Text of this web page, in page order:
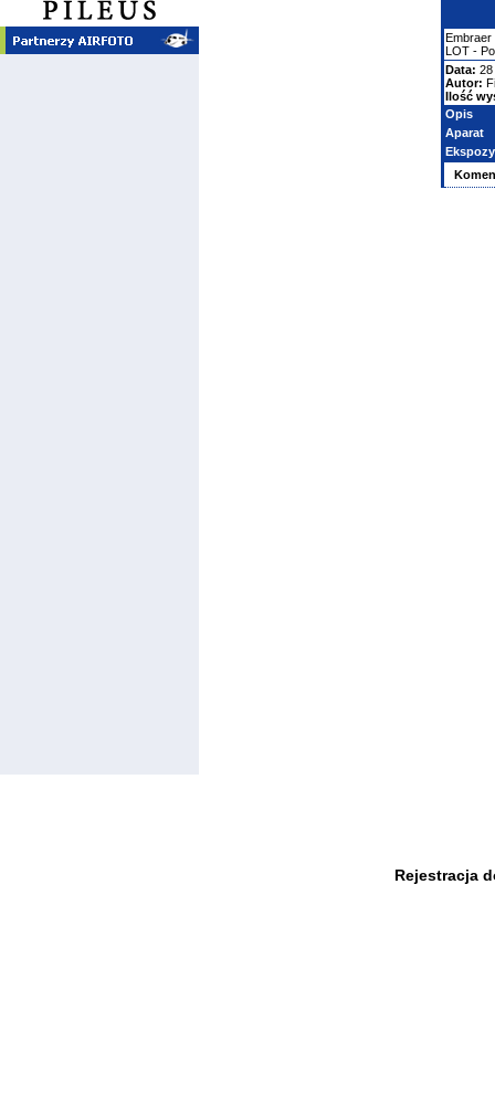
Embraer
LOT -
Data: 28
Autor:
Ilość
Opis
Aparat
Rejestracja